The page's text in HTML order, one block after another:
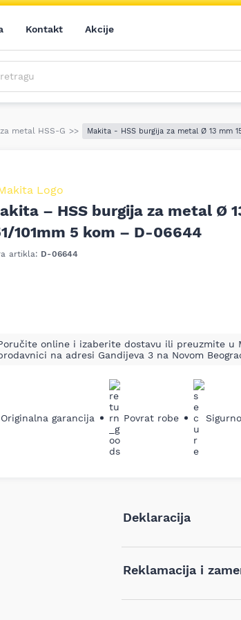
Kontakt Akcije
metal HSS-G >> Makita - HSS burgija za metal Ø 13 mm
– HSS burgija za metal Ø
101mm 5 kom – D-06644
artikla: D-06644
online i izaberite dostavu ili preuzmite u
na adresi Gandijeva 3 na Novom
Originalna garancija Povrat robe
Deklaracija
Reklamacija i